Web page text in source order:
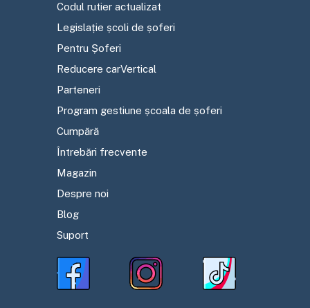
Codul rutier actualizat
Legislație școli de șoferi
Pentru Șoferi
Reducere carVertical
Parteneri
Program gestiune școala de șoferi
Cumpără
Întrebări frecvente
Magazin
Despre noi
Blog
Suport